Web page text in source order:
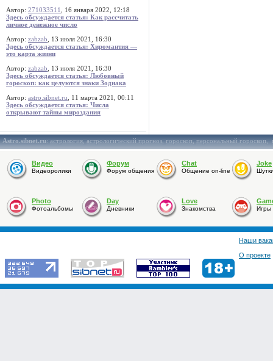
Автор: 271033511
, 16 января 2022, 12:18
Здесь обсуждается статья: Как рассчитать
личное денежное число
Автор: zabzab , 13 июля 2021, 16:30
Здесь обсуждается статья: Хиромантия —
это карта жизни
Автор: zabzab , 13 июля 2021, 16:30
Здесь обсуждается статья: Любовный
гороскоп: как целуются знаки Зодиака
Автор: astro.sibnet.ru , 11 марта 2021, 00:11
Здесь обсуждается статья: Числа
открывают тайны мироздания
Astro.sibnet.ru:астрология,астрологический прогноз,гороскоп,персональный гороскоп,
Видео
Видеоролики
Форум
Форум общения
Chat
Общение on-line
Joke
Photo
Фотоальбомы
Day
Дневники
Love
Знакомства Игры
Наши
О проекте